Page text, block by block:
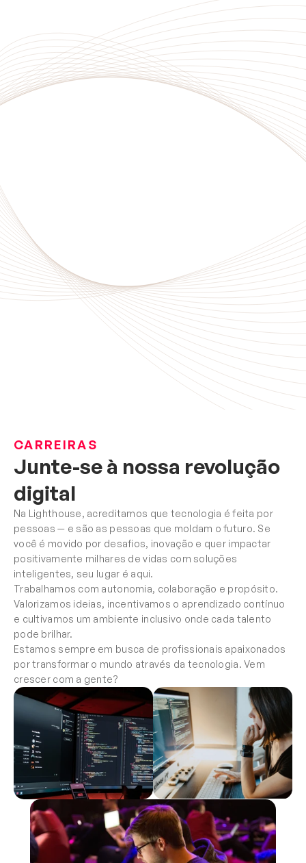
CARREIRAS
Junte-se à nossa revolução
digital
Na Lighthouse, acreditamos que tecnologia é feita por
pessoas — e são as pessoas que moldam o futuro. Se
você é movido por desafios, inovação e quer impactar
positivamente milhares de vidas com soluções
inteligentes, seu lugar é aqui.
Trabalhamos com autonomia, colaboração e propósito.
Valorizamos ideias, incentivamos o aprendizado contínuo
e cultivamos um ambiente inclusivo onde cada talento
pode brilhar.
Estamos sempre em busca de profissionais apaixonados
por transformar o mundo através da tecnologia. Vem
crescer com a gente?